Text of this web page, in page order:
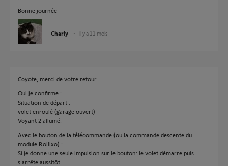
Bonne journée
Charly il y a 11 mois
Coyote, merci de votre retour
Oui je confirme :
Situation de départ :
volet enroulé (garage ouvert)
Voyant 2 allumé.
Avec le bouton de la télécommande (ou la commande descente du
module Rollixo) :
Si je donne une seule impulsion sur le bouton: le volet démarre puis
s'arrête aussitôt.